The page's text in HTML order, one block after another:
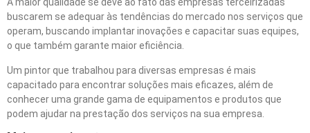
buscarem se adequar às tendências do mercado nos serviços que
operam, buscando implantar inovações e capacitar suas equipes,
o que também garante maior eficiência.
Um pintor que trabalhou para diversas empresas é mais
capacitado para encontrar soluções mais eficazes, além de
conhecer uma grande gama de equipamentos e produtos que
podem ajudar na prestação dos serviços na sua empresa.